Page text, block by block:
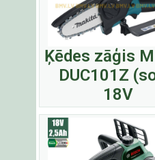
Ķēdes zāģis
DUC101Z
18V